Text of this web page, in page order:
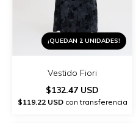
¡QUEDAN 2 UNIDADES!
Vestido Fiori
$132.47 USD
$119.22 USDcon transferencia